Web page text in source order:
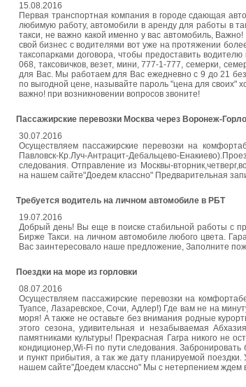
15.08.2016
Первая транспортная компания в городе сдающая
любимую работу, автомобили в аренду для работы в
такси, не важно какой именно у вас автомобиль,
свой бизнес с водителями вот уже на протяжении
таксопарками договора, чтобы предоставить
068, таксовичков, везет, мини, 777-1-777, семерки,
для Вас. Мы работаем для Вас ежедневно с 9 до 21
по выгодной цене, называйте пароль "цена для
важно! при возникновении вопросов звоните!
Пассажирские перевозки Москва через Воронеж-
30.07.2016
Осуществляем пассажирские перевозки на
Павловск-Кр.Луч-Антрацит-Дебальцево-
следования. Отправление из Москвы-
на нашем сайте"Доедем классно" Предварительная
Требуется водитель на личном автомобиле в РБТ
19.07.2016
Добрый день! Вы еще в поиске стабильной работы с
Бирже Такси. на личном автомобиле любого цвета.
Вас заинтересовало наше предложение, Заполните
Поездки на море из горловки
08.07.2016
Осуществляем пассажирские перевозки на
Туапсе, Лазаревское, Сочи, Адлер!) Где вам не на
моря! А также не оставьте без внимания родные
этого сезона, удивительная и незабываемая
памятниками культуры! Прекрасная Гагра никого не
кондиционер,Wi-Fi по пути следования.
и пункт прибытия, а так же дату планируемой
нашем сайте"Доедем классно" Мы с нетерпением ждем